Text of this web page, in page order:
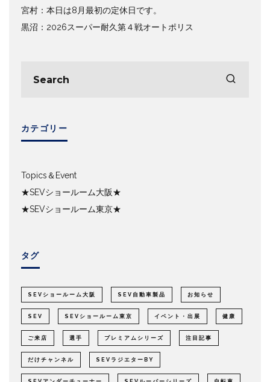
宮村：本日は8月最初の定休日です。
黒沼：2026スーパー耐久第４戦オートポリス
カテゴリー
Topics＆Event
★SEVショールーム大阪★
★SEVショールーム東京★
タグ
SEVショールーム大阪 SEV自動車製品 お知らせ
SEV SEVショールーム東京 イベント・出展 健康
ご来店 選手 プレミアムシリーズ 注目記事
だけチャンネル SEVラジエターBY